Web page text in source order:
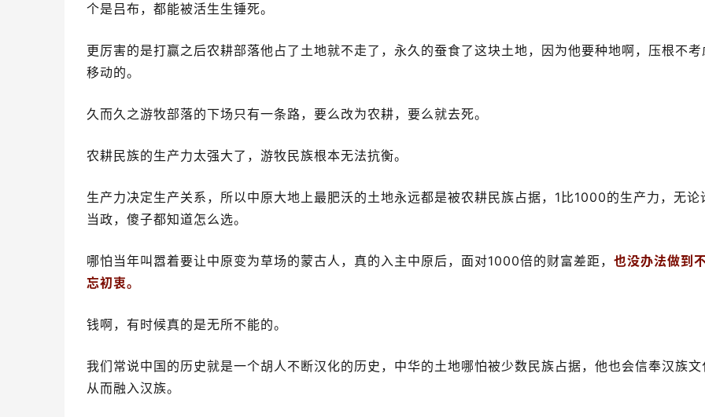
个是吕布，都能被活生生锤死。
更厉害的是打赢之后农耕部落他占了土地就不走了，永久的蚕食了这块土地，因为他要种地啊，压根不考
移动的。
久而久之游牧部落的下场只有一条路，要么改为农耕，要么就去死。
农耕民族的生产力太强大了，游牧民族根本无法抗衡。
生产力决定生产关系，所以中原大地上最肥沃的土地永远都是被农耕民族占据，1比1000的生产力，无论
当政，傻子都知道怎么选。
哪怕当年叫嚣着要让中原变为草场的蒙古人，真的入主中原后，面对1000倍的财富差距， 也没办法做到
忘初衷。
钱啊，有时候真的是无所不能的。
我们常说中国的历史就是一个胡人不断汉化的历史，中华的土地哪怕被少数民族占据，他也会信奉汉族文
从而融入汉族。